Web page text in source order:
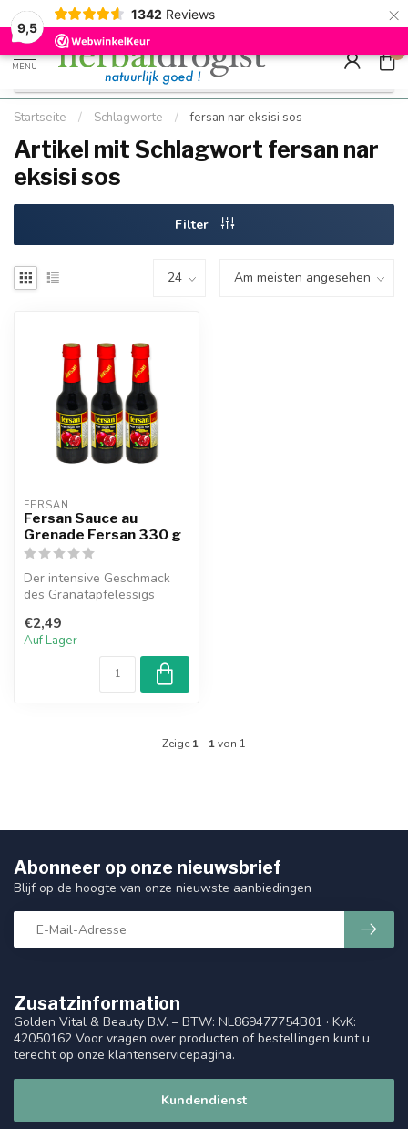
9,5
1342 Reviews ×
Kostenloser DE-Versand ab Mindestbestellwert |
Schnell geliefert
Minimum
Hızlı
MENU
0
Startseite / Schlagworte / fersan nar eksisi sos
Artikel mit Schlagwort fersan nar
eksisi sos
Filter
FERSAN
Fersan Sauce au
Grenade Fersan 330 g
Der intensive Geschmack
des Granatapfelessigs
Sie k...
€2,49
Auf Lager
Zeige 1 - 1von 1
Zusatzinformation
Golden Vital & Beauty B.V. – BTW: NL869477754B01 · KvK:
42050162 Voor vragen over producten of bestellingen kunt u
terecht op onze klantenservicepagina.
Kundendienst
Abonneer op onze nieuwsbrief
Blijf op de hoogte van onze nieuwste aanbiedingen